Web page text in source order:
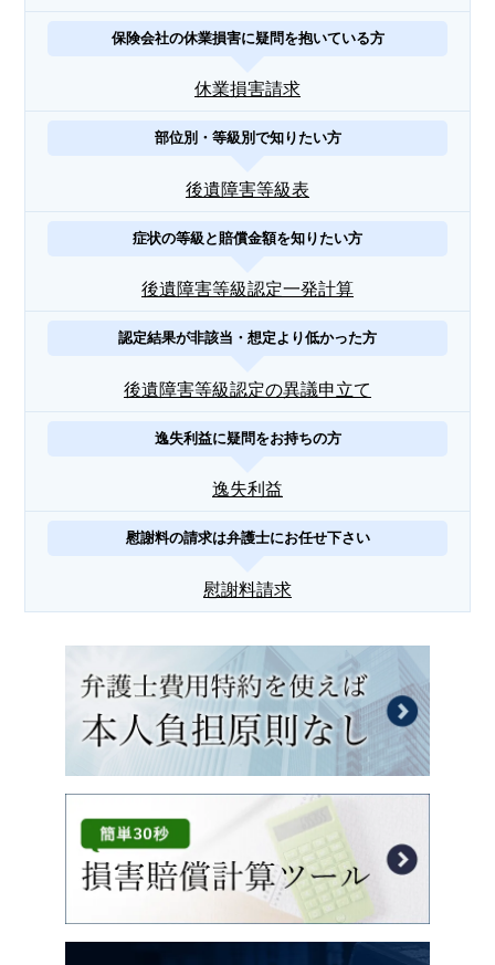
保険会社の休業損害に疑問を抱いている方
休業損害請求
部位別・等級別で知りたい方
後遺障害等級表
症状の等級と賠償金額を知りたい方
後遺障害等級認定一発計算
認定結果が非該当・想定より低かった方
後遺障害等級認定の異議申立て
逸失利益に疑問をお持ちの方
逸失利益
慰謝料の請求は弁護士にお任せ下さい
慰謝料請求